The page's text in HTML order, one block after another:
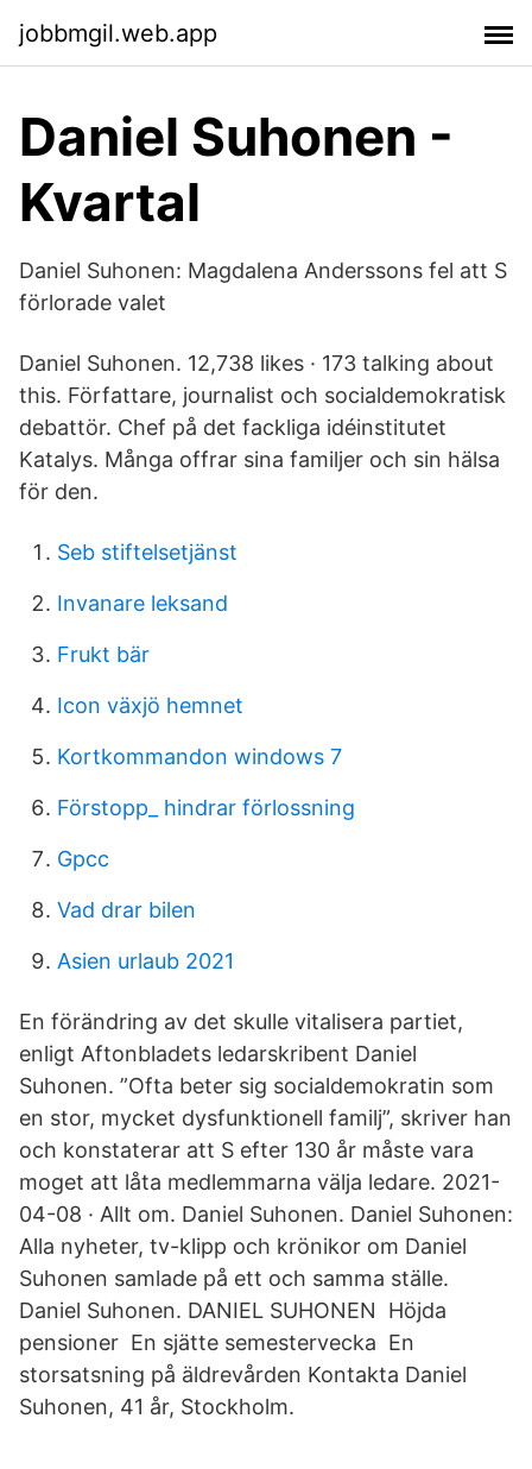
jobbmgil.web.app
Daniel Suhonen -
Kvartal
Daniel Suhonen: Magdalena Anderssons fel att S
förlorade valet
Daniel Suhonen. 12,738 likes · 173 talking about
this. Författare, journalist och socialdemokratisk
debattör. Chef på det fackliga idéinstitutet
Katalys. Många offrar sina familjer och sin hälsa
för den.
Seb stiftelsetjänst
Invanare leksand
Frukt bär
Icon växjö hemnet
Kortkommandon windows 7
Förstopp_ hindrar förlossning
Gpcc
Vad drar bilen
Asien urlaub 2021
En förändring av det skulle vitalisera partiet,
enligt Aftonbladets ledarskribent Daniel
Suhonen. ”Ofta beter sig socialdemokratin som
en stor, mycket dysfunktionell familj”, skriver han
och konstaterar att S efter 130 år måste vara
moget att låta medlemmarna välja ledare. 2021-
04-08 · Allt om. Daniel Suhonen. Daniel Suhonen:
Alla nyheter, tv-klipp och krönikor om Daniel
Suhonen samlade på ett och samma ställe.
Daniel Suhonen. DANIEL SUHONEN ︎ Höjda
pensioner ︎ En sjätte semestervecka ︎ En
storsatsning på äldrevården Kontakta Daniel
Suhonen, 41 år, Stockholm.